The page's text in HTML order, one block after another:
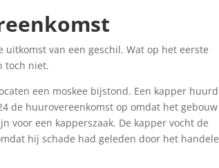
van een geschil. Wat op het eerste
toch niet.
een moskee bijstond. Een kapper
de huurovereenkomst op omdat het gebouw
voor een kapperszaak. De kapper vocht de
hij schade had geleden door het